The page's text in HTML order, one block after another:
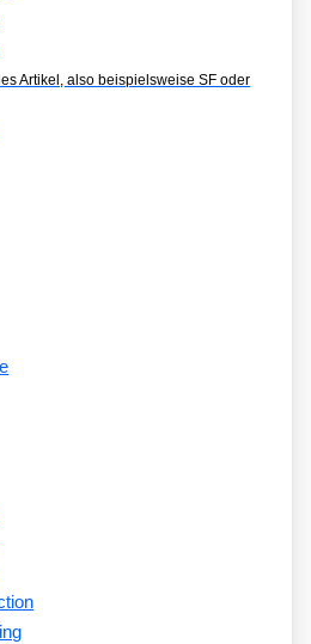
Artikel, also beispielsweise SF oder